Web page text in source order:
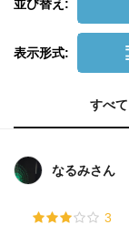
並び替え:
表示形式:
すべて
なるみさん
3